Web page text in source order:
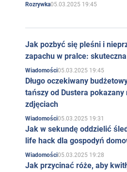
Rozrywka05.03.2025 19:45
Jak pozbyć się pleśni i
zapachu w pralce:
Wiadomości05.03.2025 19:45
Długo oczekiwany
tańszy od Dustera pokazany
zdjęciach
Wiadomości05.03.2025 19:31
Jak w sekundę oddzielić
life hack dla gospodyń
Wiadomości05.03.2025 19:28
Jak przycinać róże, aby